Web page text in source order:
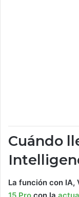
Cuándo
La función con IA,